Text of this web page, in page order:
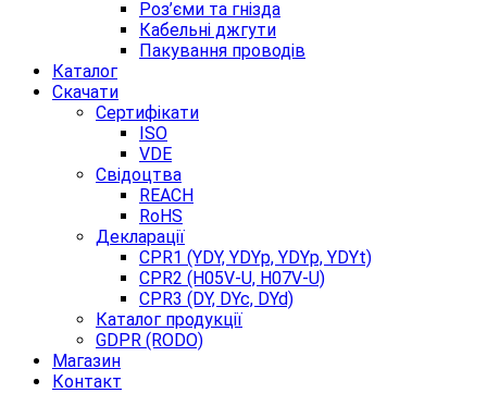
Роз’єми та гнізда
Кабельні джгути
Пакування проводів
Каталог
Скачати
Сертифікати
ISO
VDE
Свідоцтва
REACH
RoHS
Декларації
CPR1 (YDY, YDYp, YDYp, YDYt)
CPR2 (H05V-U, H07V-U)
CPR3 (DY, DYc, DYd)
Каталог продукції
GDPR (RODO)
Магазин
Контакт